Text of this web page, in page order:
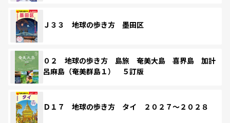
Ｊ３３ 地球の歩き方 墨田区
０２ 地球の歩き方 島旅 奄美大島 喜界島 加計
呂麻島（奄美群島１） ５訂版
Ｄ１７ 地球の歩き方 タイ ２０２７～２０２８